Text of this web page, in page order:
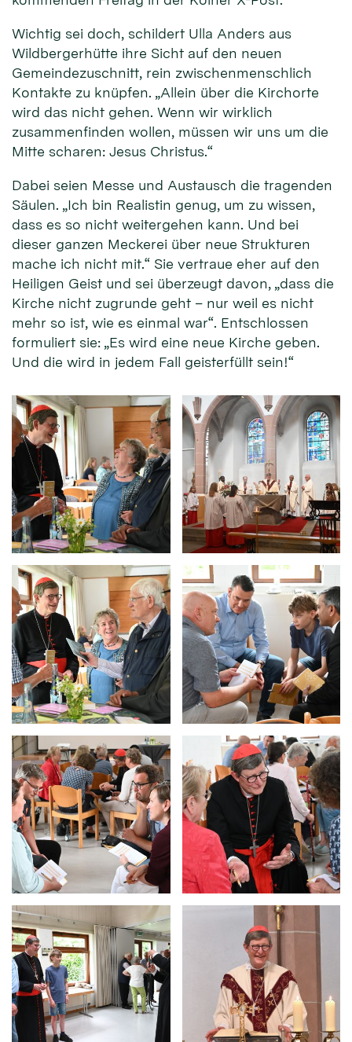
Wichtig sei doch, schildert Ulla Anders aus
Wildbergerhütte ihre Sicht auf den neuen
Gemeindezuschnitt, rein zwischenmenschlich
Kontakte zu knüpfen. „Allein über die Kirchorte
wird das nicht gehen. Wenn wir wirklich
zusammenfinden wollen, müssen wir uns um die
Mitte scharen: Jesus Christus.“
Dabei seien Messe und Austausch die tragenden
Säulen. „Ich bin Realistin genug, um zu wissen,
dass es so nicht weitergehen kann. Und bei
dieser ganzen Meckerei über neue Strukturen
mache ich nicht mit.“ Sie vertraue eher auf den
Heiligen Geist und sei überzeugt davon, „dass die
Kirche nicht zugrunde geht – nur weil es nicht
mehr so ist, wie es einmal war“. Entschlossen
formuliert sie: „Es wird eine neue Kirche geben.
Und die wird in jedem Fall geisterfüllt sein!“